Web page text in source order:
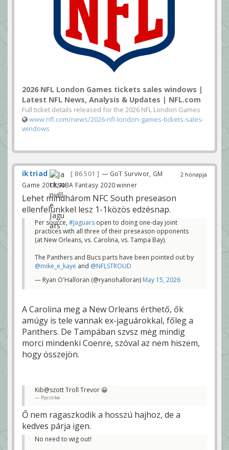
2026 NFL London Games tickets sales windows |
Latest NFL News, Analysis & Updates | NFL.com
Full ticket details released for the 2026 NFL London Games
www.nfl.com/news/2026-nfl-london-games-tickets-sales-
windows
2 hónapja
iktriad 86 501
— GoT Survivor, GM
Game 2018, NBA Fantasy 2020 winner
Lehet mindhárom NFC South preseason
ellenfelünkkel lesz 1-1közös edzésnap.
Per source, #Jaguars open to doing one-day joint
practices with all three of their preseason opponents
(at New Orleans, vs. Carolina, vs. Tampa Bay).
The Panthers and Bucs parts have been pointed out by
@mike_e_kaye and @NFLSTROUD
— Ryan O'Halloran (@ryanohalloran)May 15, 2026
A Carolina meg a New Orleans érthető, ők
amúgy is tele vannak ex-jaguárokkal, főleg a
Panthers. De Tampában szvsz mėg mindig
morci mindenki Coenre, szóval az nem hiszem,
hogy összejön.
Kib@szott Troll Trevor 😀
Ppistike
Ő nem ragaszkodik a hosszú hajhoz, de a
kedves párja igen.
No need to wig out!